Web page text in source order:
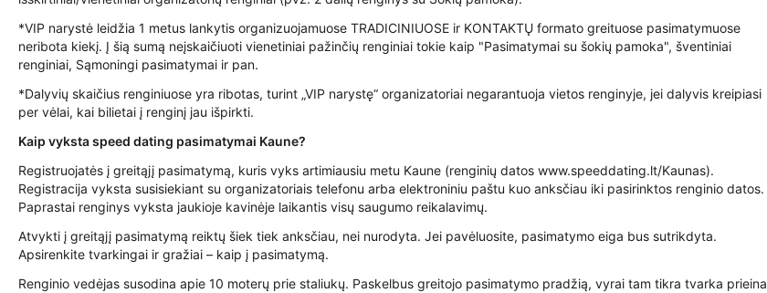
*VIP narystė leidžia 1 metus lankytis organizuojamuose TRADICINIUOSE ir KONTAKTŲ formato greituose pasimatymuose
neribota kiekį. Į šią sumą neįskaičiuoti vienetiniai pažinčių renginiai tokie kaip "Pasimatymai su šokių pamoka", šventiniai
renginiai, Sąmoningi pasimatymai ir pan.
*Dalyvių skaičius renginiuose yra ribotas, turint „VIP narystę“ organizatoriai negarantuoja vietos renginyje, jei dalyvis kreipiasi
per vėlai, kai bilietai į renginį jau išpirkti.
Kaip vyksta speed dating pasimatymai Kaune?
Registruojatės į greitąjį pasimatymą, kuris vyks artimiausiu metu Kaune (renginių datos www.speeddating.lt/Kaunas).
Registracija vyksta susisiekiant su organizatoriais telefonu arba elektroniniu paštu kuo anksčiau iki pasirinktos renginio datos.
Paprastai renginys vyksta jaukioje kavinėje laikantis visų saugumo reikalavimų.
Atvykti į greitąjį pasimatymą reiktų šiek tiek anksčiau, nei nurodyta. Jei pavėluosite, pasimatymo eiga bus sutrikdyta.
Apsirenkite tvarkingai ir gražiai – kaip į pasimatymą.
Renginio vedėjas susodina apie 10 moterų prie staliukų. Paskelbus greitojo pasimatymo pradžią, vyrai tam tikra tvarka prieina